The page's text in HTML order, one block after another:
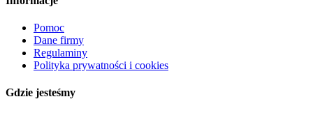
Pomoc
Dane firmy
Regulaminy
Polityka prywatności i cookies
Gdzie jesteśmy